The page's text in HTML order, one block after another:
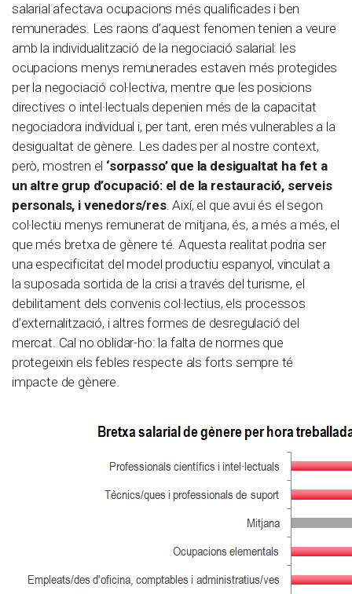
salarial afectava ocupacions més qualificades i ben
remunerades. Les raons d’aquest fenomen tenien a veure
amb la individualització de la negociació salarial: les
ocupacions menys remunerades estaven més protegides
per la negociació col·lectiva, mentre que les posicions
directives o intel·lectuals depenien més de la capacitat
negociadora individual i, per tant, eren més vulnerables a la
desigualtat de gènere. Les dades per al nostre context,
però, mostren el ‘sorpasso’ que la desigualtat ha fet a
un altre grup d’ocupació: el de la restauració, serveis
personals, i venedors/res. Així, el que avui és el segon
col·lectiu menys remunerat de mitjana, és, a més a més, el
que més bretxa de gènere té. Aquesta realitat podria ser
una especificitat del model productiu espanyol, vinculat a
la suposada sortida de la crisi a través del turisme, el
debilitament dels convenis col·lectius, els processos
d’externalització, i altres formes de desregulació del
mercat. Cal no oblidar-ho: la falta de normes que
protegeixin els febles respecte als forts sempre té
impacte de gènere.